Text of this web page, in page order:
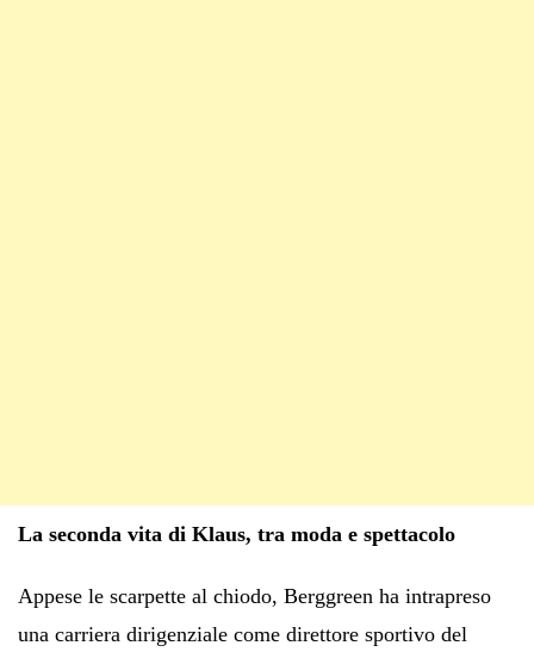
La seconda vita di Klaus, tra moda e spettacolo
Appese le scarpette al chiodo, Berggreen ha intrapreso
una carriera dirigenziale come direttore sportivo del